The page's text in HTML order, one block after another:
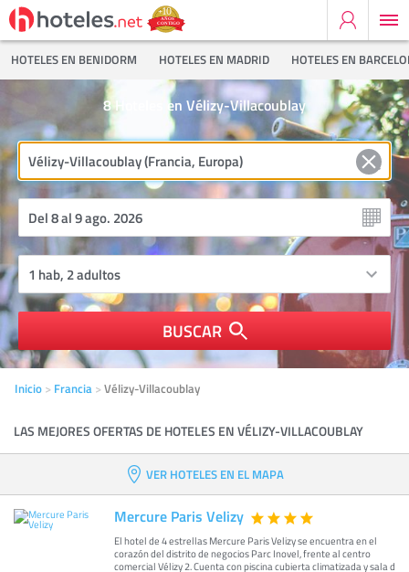
HOTELES EN BENIDORM HOTELES EN MADRID HOTELES EN
Hoteles en Vélizy-Villacoublay
8
BUSCAR
Inicio Francia Vélizy-Villacoublay
LAS MEJORES OFERTAS DE HOTELES EN VÉLIZY-VILLACOUBLAY
VER HOTELES EN EL MAPA
Mercure Paris Velizy
El hotel de 4 estrellas Mercure Paris Velizy se encuentra en el
corazón del distrito de negocios Parc Inovel, frente al centro
comercial Vélizy 2. Cuenta con piscina cubierta climatizada y sala d